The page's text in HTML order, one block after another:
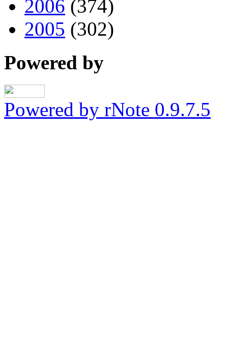
2006 (374)
2005 (302)
Powered by
Powered by rNote 0.9.7.5